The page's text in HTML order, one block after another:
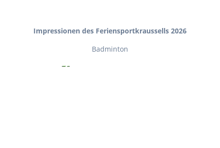
Impressionen des Feriensportkraussells 2026
Badminton